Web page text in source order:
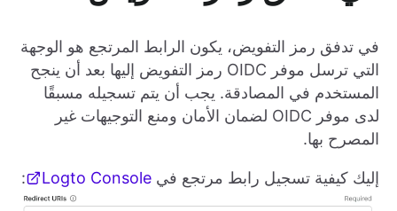
في تدفق رمز التفويض، يكون الرابط المرتجع هو الوجهة
التي ترسل موفر OIDC رمز التفويض إليها بعد أن ينجح
المستخدم في المصادقة. يجب أن يتم تسجيله مسبقًا
لدى موفر OIDC لضمان الأمان ومنع التوجيهات غير
المصرح بها.
إليك كيفية تسجيل رابط مرتجع في Logto Console
: